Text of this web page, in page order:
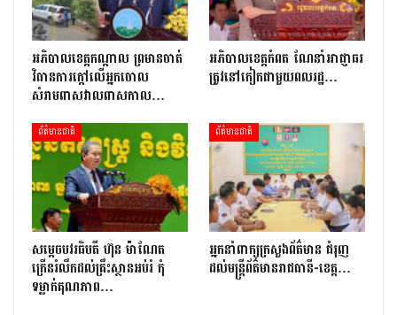
អភិបាលខេត្តកណ្ដាល ព្រមានចាត់
វិធានការក្ដៅលើអ្នកចោល
សំរាមពាសវាលពាសកាល…
អភិបាលខេត្តកំពត ណែនាំអាជ្ញាធរ
ត្រូវនៅកៀកជាមួយពលរដ្ឋ…
ព័ត៌មានជាតិ
សម្តេចបវរធិបតី ហ៊ុន ម៉ាណែត
ក្រើនរំលឹកដល់គ្រឹះស្ថានអប់រំ កុំ
ទម្លាក់គុណភាព…
ព័ត៌មានជាតិ
អ្នកនាំពាក្យក្រសួងព័ត៌មាន ជំរុញ
ដល់មន្ត្រីព័ត៌មានរាជធានី-ខេត្ត…